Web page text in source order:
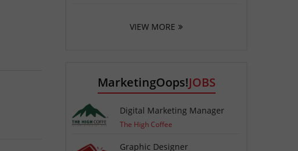
VIEW MORE
MarketingOops!JOBS
Digital Marketing Manager
The High Coffee
Graphic Designer